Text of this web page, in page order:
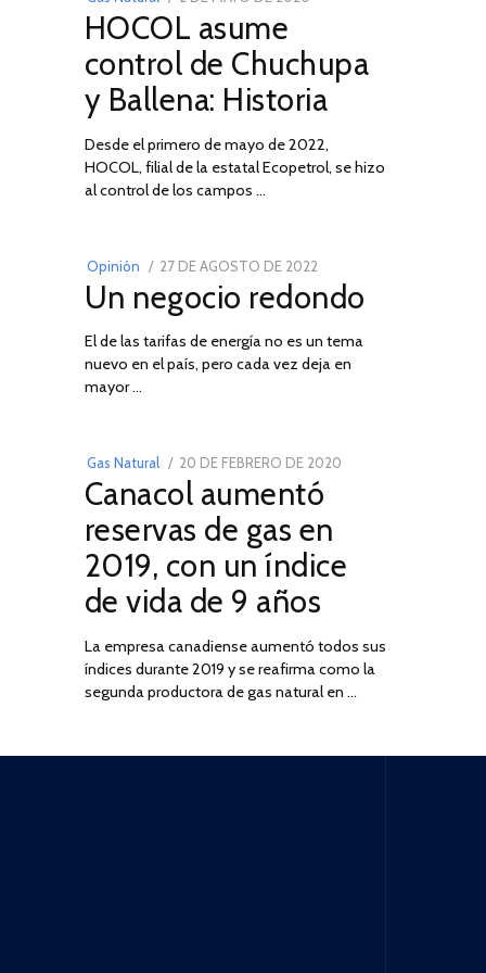
ON
DE
2026
HOCOL asume
control de Chuchupa
y Ballena: Historia
Desde el primero de mayo de 2022,
HOCOL, filial de la estatal Ecopetrol, se hizo
al control de los campos …
Opinión
POSTED
ON
27 DE AGOSTO DE 2022
DE
DE
2022
Un negocio redondo
El de las tarifas de energía no es un tema
nuevo en el país, pero cada vez deja en
mayor …
Gas Natural
POSTED
ON
20 DE FEBRERO DE 2020
2025
Canacol aumentó
reservas de gas en
2019, con un índice
de vida de 9 años
La empresa canadiense aumentó todos sus
índices durante 2019 y se reafirma como la
segunda productora de gas natural en …